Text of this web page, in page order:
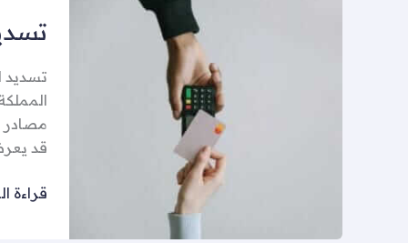
تسديد
مصادر
قد
تبوك
قراءة